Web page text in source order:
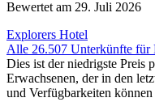
Bewertet am 29. Juli 2026
Explorers Hotel
Alle 26.507 Unterkünfte für
Dies ist der niedrigste Preis
Erwachsenen, der in den
und Verfügbarkeiten